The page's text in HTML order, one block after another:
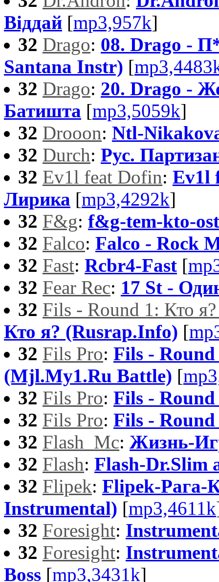
Вiддай [mp3,957k]
32 Drago: 08. Drago -
Santana Instr) [
32 Drago: 20. Drago -
Батишта [mp3,5059k]
32 Drooon: Ntl-
32 Durch: Рус.
32 Ev1l feat Dofin: Ev1l
Лирика [mp3,4292k]
32 F&g: f&g-tem-kto-
32 Falco: Falco - Rock
32 Fast: Rcbr4-Fast [
32 Fear Rec: 17 St -
32 Fils - Round 1: Кто
Кто я? (Rusrap.Info) [
32 Fils Pro: Fils -
(Mjl.My1.Ru Battle) [
32 Fils Pro: Fils -
32 Fils Pro: Fils -
32 Flash_Mc: Жизнь-
32 Flash: Flash-Dr.Slim
32 Flipek: Flipek-Рага-
Instrumental) [mp3,4611k
32 Foresight:
32 Foresight:
Boss [mp3,3431k]